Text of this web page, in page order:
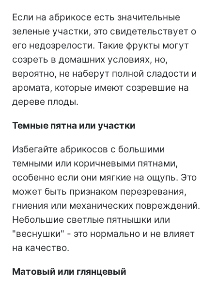
Если на абрикосе есть значительные
зеленые участки, это свидетельствует о
его недозрелости. Такие фрукты могут
созреть в домашних условиях, но,
вероятно, не наберут полной сладости и
аромата, которые имеют созревшие на
дереве плоды.
Темные пятна или участки
Избегайте абрикосов с большими
темными или коричневыми пятнами,
особенно если они мягкие на ощупь. Это
может быть признаком перезревания,
гниения или механических повреждений.
Небольшие светлые пятнышки или
"веснушки" - это нормально и не влияет
на качество.
Матовый или глянцевый